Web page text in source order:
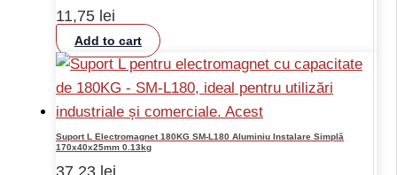
11,75 lei
Add to cart
Suport L Electromagnet 180KG SM-L180 Aluminiu Instalare Simplă
170x40x25mm 0.13kg
37,23 lei